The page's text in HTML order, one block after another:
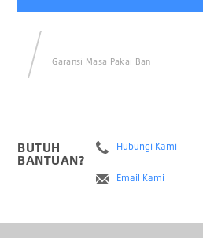
Garansi Masa Pakai Ban
BUTUH
BANTUAN?
Hubungi Kami
Email Kami